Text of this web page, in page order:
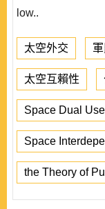
low..
太空外交
太空互賴性
Space Dual
Space
the Theory of